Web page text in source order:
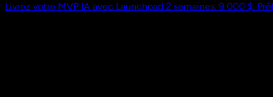
Livrez votre MVP IA avec Launchpad 2 semaines. 9 000 $.